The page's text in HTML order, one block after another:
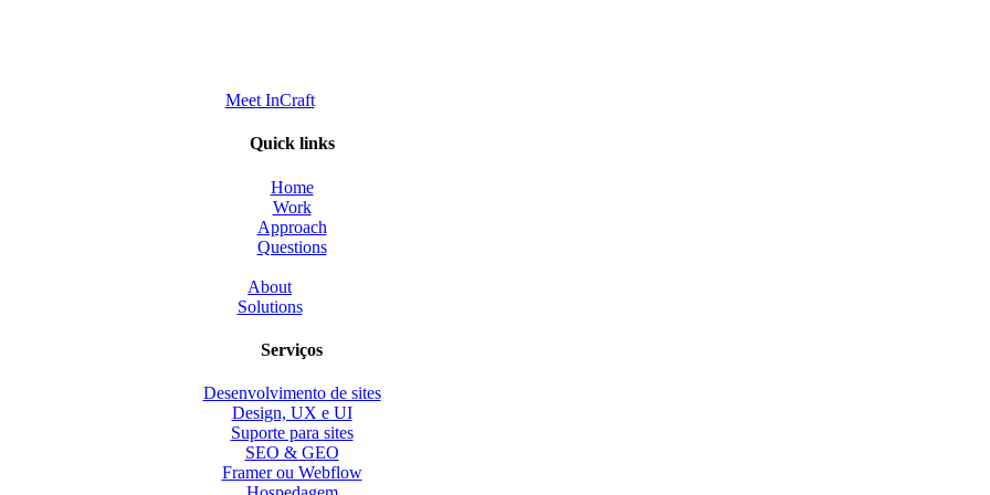
Meet InCraft
Quick links
Home
Work
Approach
Questions
About
Solutions
Serviços
Desenvolvimento de sites
Design, UX e UI
Suporte para sites
SEO & GEO
Framer ou Webflow